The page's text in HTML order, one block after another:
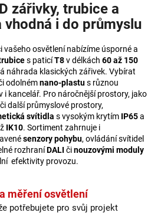
zářivky, trubice a
i do průmyslu
osvětlení nabízíme úsporné a
s paticíT8v délkách 60 až 150
náhrada klasických zářivek. Vybírat
odolnémnano-plastus různou
kancelář. Pro náročnější prostory, jako
další průmyslové prostory,
svítidla s vysokým krytím IP65a
IK10. Sortiment zahrnuje i
senzory pohybu, ovládání svítidel
rozhraníDALI činouzovými moduly
efektivity provozu.
měření osvětlení
potřebujete pro svůj projekt